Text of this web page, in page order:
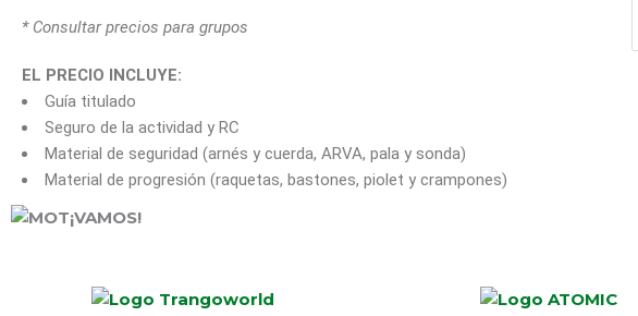
* Consultar precios para grupos
EL PRECIO INCLUYE:
Guía titulado
Seguro de la actividad y RC
Material de seguridad (arnés y cuerda, ARVA, pala y sonda)
Material de progresión (raquetas, bastones, piolet y crampones)